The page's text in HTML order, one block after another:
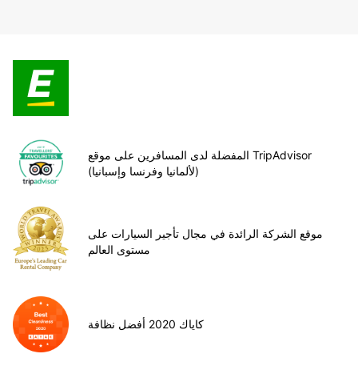
المفضلة لدى المسافرين على موقع TripAdvisor
(لألمانيا وفرنسا وإسبانيا)
موقع الشركة الرائدة في مجال تأجير السيارات على
مستوى العالم
كاياك 2020 أفضل نظافة